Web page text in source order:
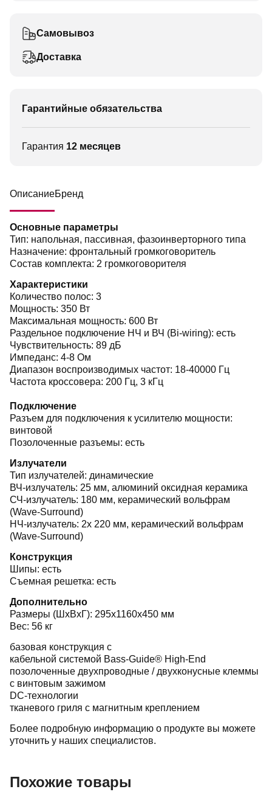
Самовывоз
Доставка
Гарантийные обязательства
Гарантия 12 месяцев
ОписаниеБренд
Основные параметры
Тип: напольная, пассивная, фазоинверторного типа
Назначение: фронтальный громкоговоритель
Состав комплекта: 2 громкоговорителя
Характеристики
Количество полос: 3
Мощность: 350 Вт
Максимальная мощность: 600 Вт
Раздельное подключение НЧ и ВЧ (Bi-wiring): есть
Чувствительность: 89 дБ
Импеданс: 4-8 Ом
Диапазон воспроизводимых частот: 18-40000 Гц
Частота кроссовера: 200 Гц, 3 кГц
Подключение
Разъем для подключения к усилителю мощности:
винтовой
Позолоченные разъемы: есть
Излучатели
Тип излучателей: динамические
ВЧ-излучатель: 25 мм, алюминий оксидная керамика
СЧ-излучатель: 180 мм, керамический вольфрам
(Wave-Surround)
НЧ-излучатель: 2x 220 мм, керамический вольфрам
(Wave-Surround)
Конструкция
Шипы: есть
Съемная решетка: есть
Дополнительно
Размеры (ШхВхГ): 295x1160x450 мм
Вес: 56 кг
базовая конструкция с
кабельной системой Bass-Guide® High-End
позолоченные двухпроводные / двухконусные клеммы
с винтовым зажимом
DC-технологии
тканевого гриля с магнитным креплением
Более подробную информацию о продукте вы можете
уточнить у наших специалистов.
Похожие товары